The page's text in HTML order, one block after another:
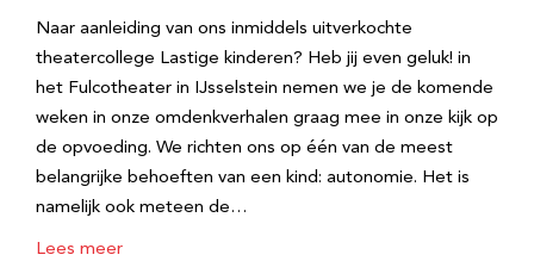
Naar aanleiding van ons inmiddels uitverkochte
theatercollege Lastige kinderen? Heb jij even geluk! in
het Fulcotheater in IJsselstein nemen we je de komende
weken in onze omdenkverhalen graag mee in onze kijk op
de opvoeding. We richten ons op één van de meest
belangrijke behoeften van een kind: autonomie. Het is
namelijk ook meteen de…
Lees meer